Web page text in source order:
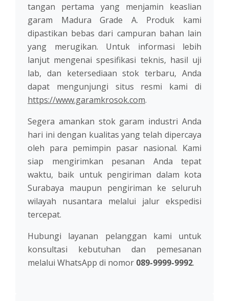
tangan pertama yang menjamin keaslian
garam Madura Grade A. Produk kami
dipastikan bebas dari campuran bahan lain
yang merugikan. Untuk informasi lebih
lanjut mengenai spesifikasi teknis, hasil uji
lab, dan ketersediaan stok terbaru, Anda
dapat mengunjungi situs resmi kami di
https://www.garamkrosok.com.
Segera amankan stok garam industri Anda
hari ini dengan kualitas yang telah dipercaya
oleh para pemimpin pasar nasional. Kami
siap mengirimkan pesanan Anda tepat
waktu, baik untuk pengiriman dalam kota
Surabaya maupun pengiriman ke seluruh
wilayah nusantara melalui jalur ekspedisi
tercepat.
Hubungi layanan pelanggan kami untuk
konsultasi kebutuhan dan pemesanan
melalui WhatsApp di nomor 089-9999-9992.